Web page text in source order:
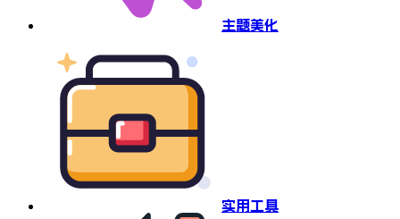
主题美化
实用工具